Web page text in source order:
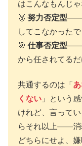
はこんなもんじゃ
🥉努力否定型——
してこなかったで
🎯 仕事否定型——
から任されてるだ
共通するのは「
くない 」という
けれど、言って
らそれ以上——消
どちらにせよ、